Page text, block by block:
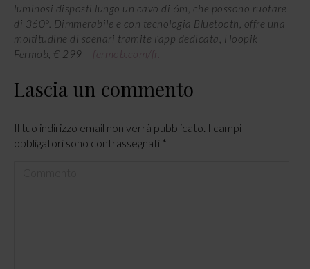
luminosi disposti lungo un cavo di 6m, che possono ruotare
di 360°. Dimmerabile e con tecnologia Bluetooth, offre una
moltitudine di scenari tramite l’app dedicata, Hoopik
Fermob, € 299 –
fermob.com/fr.
Lascia un commento
Il tuo indirizzo email non verrà pubblicato. I campi
obbligatori sono contrassegnati *